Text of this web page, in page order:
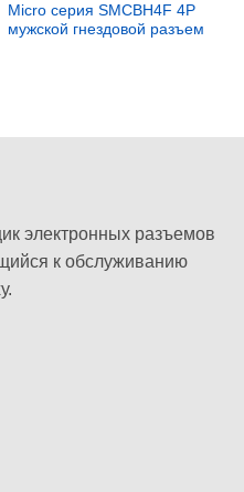
Micro серия SMCBH4F 4P
мужской гнездовой разъем
электронных разъемов
к обслуживанию